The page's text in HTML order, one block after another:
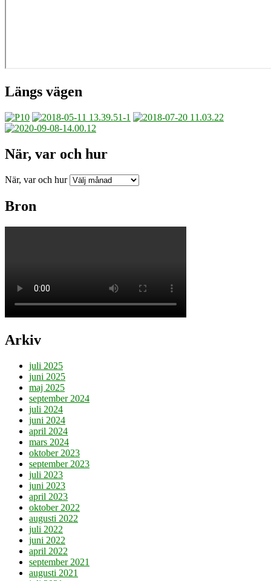
Längs vägen
När, var och hur
När, var och hur
Bron
Arkiv
juli 2025
juni 2025
maj 2025
september 2024
juli 2024
juni 2024
april 2024
mars 2024
oktober 2023
september 2023
juli 2023
juni 2023
april 2023
oktober 2022
augusti 2022
juli 2022
juni 2022
april 2022
september 2021
augusti 2021